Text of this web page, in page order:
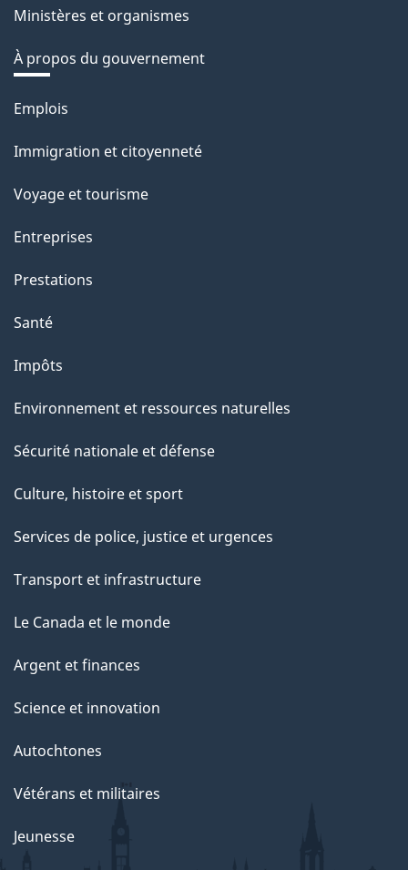
Ministères et organismes
À propos du gouvernement
Thèmes
sujets
Emplois
Immigration et citoyenneté
Voyage et tourisme
Entreprises
Prestations
Santé
Impôts
Environnement et ressources naturelles
Sécurité nationale et défense
Culture, histoire et sport
Services de police, justice et urgences
Transport et infrastructure
Le Canada et le monde
Argent et finances
Science et innovation
Autochtones
Vétérans et militaires
Jeunesse